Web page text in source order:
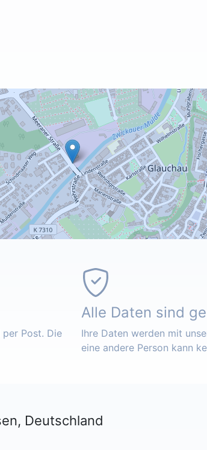
Post. Die
Alle Daten sind
Ihre Daten werden mit
eine andere Person kann
Deutschland